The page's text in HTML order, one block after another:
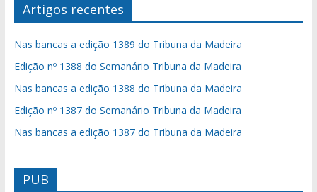
Artigos recentes
Nas bancas a edição 1389 do Tribuna da Madeira
Edição nº 1388 do Semanário Tribuna da Madeira
Nas bancas a edição 1388 do Tribuna da Madeira
Edição nº 1387 do Semanário Tribuna da Madeira
Nas bancas a edição 1387 do Tribuna da Madeira
PUB